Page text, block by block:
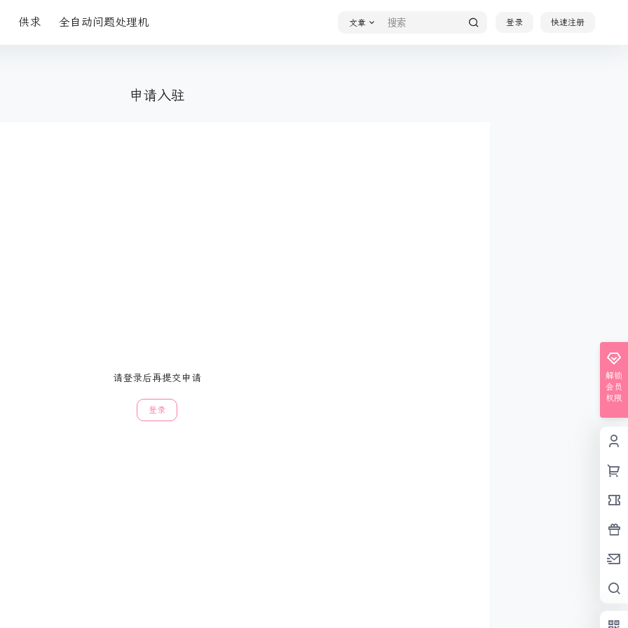
供求 全自动问题处理机 文章 登录 快速注册
申请入驻
请登录后再提交申请
登录
解锁
会员
权限